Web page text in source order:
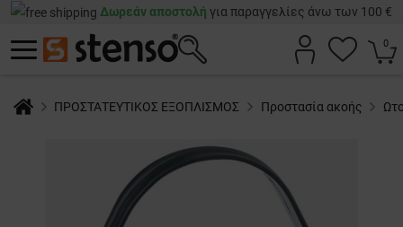
Δωρεάν αποστολή για παραγγελίες άνω των 100 €
0
ΠΡΟΣΤΑΤΕΥΤΙΚΟΣ ΕΞΟΠΛΙΣΜΟΣ Προστασία ακοής